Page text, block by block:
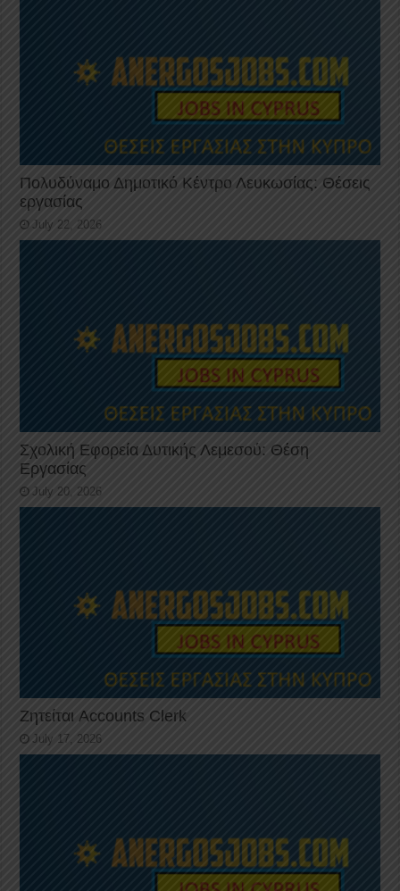
Πολυδύναμο Δημοτικό Κέντρο Λευκωσίας: Θέσεις
εργασίας
July 22, 2026
Σχολική Εφορεία Δυτικής Λεμεσού: Θέση
Εργασίας
July 20, 2026
Ζητείται Accounts Clerk
July 17, 2026